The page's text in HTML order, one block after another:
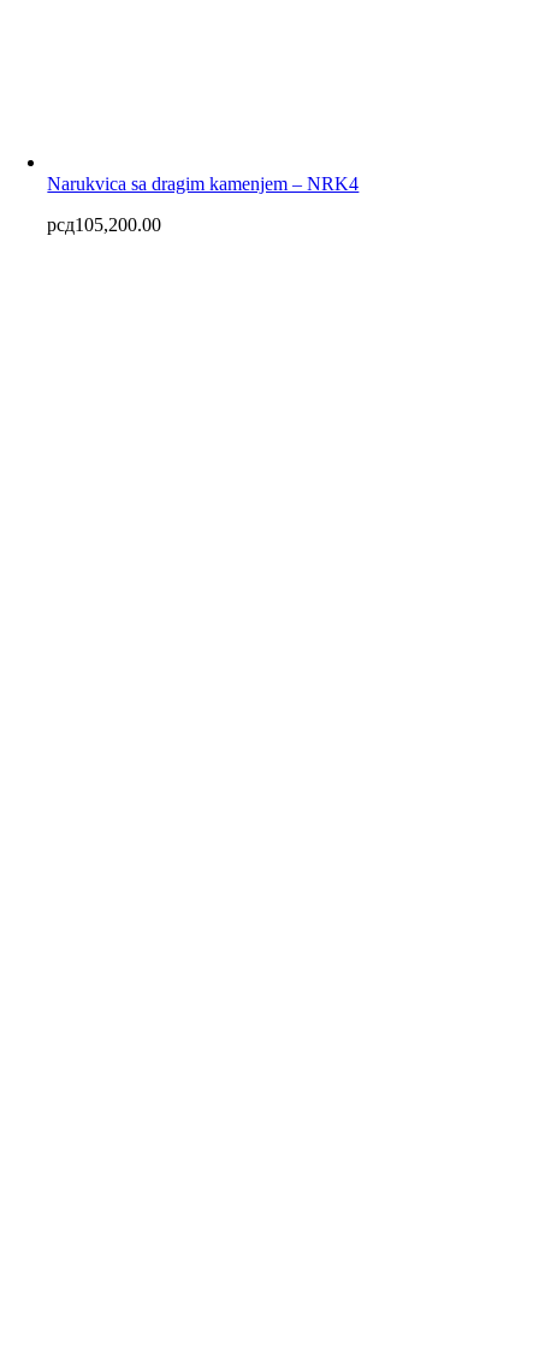
Narukvica sa dragim kamenjem – NRK4
рсд105,200.00